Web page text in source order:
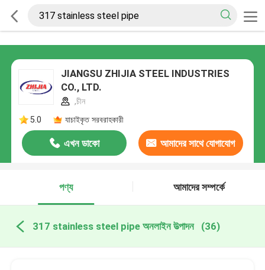
JIANGSU ZHIJIA STEEL INDUSTRIES
CO., LTD.
,চীন
5.0
যাচাইকৃত সরবরাহকারী
এখন ডাকো আমাদের সাথে যোগাযোগ
পণ্য
আমাদের সম্পর্কে
317 stainless steel pipe অনলাইন উত্পাদন (36)